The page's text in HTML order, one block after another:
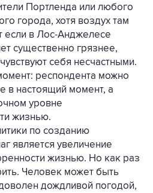
Портленда или любого
города, хотя воздух там
если в Лос-Анджелесе
существенно грязнее,
себя несчастными.
респондента можно
в настоящий момент, а
уровне
жизнью.
по созданию
является увеличение
жизнью. Но как раз
Человек может быть
дождливой погодой,